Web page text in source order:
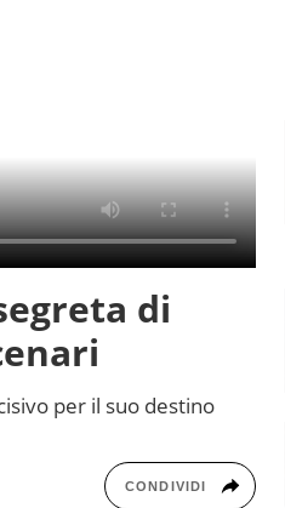
di
per il suo destino
CONDIVIDI